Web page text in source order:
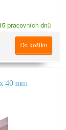
pracovních dnů
Do košíku
40 mm